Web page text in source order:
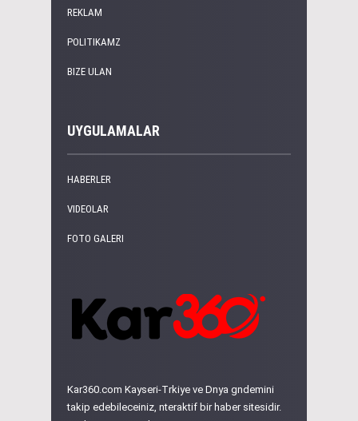
REKLAM
POLITIKAMZ
BIZE ULAN
UYGULAMALAR
HABERLER
VIDEOLAR
FOTO GALERI
Kar360.com Kayseri-Trkiye ve Dnya gndemini
takip edebileceiniz, nteraktif bir haber sitesidir.